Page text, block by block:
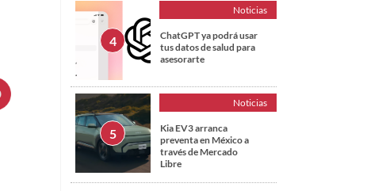
Noticias
ChatGPT ya podrá usar
tus datos de salud para
asesorarte
Noticias
Kia EV3 arranca
preventa en México a
través de Mercado
Libre